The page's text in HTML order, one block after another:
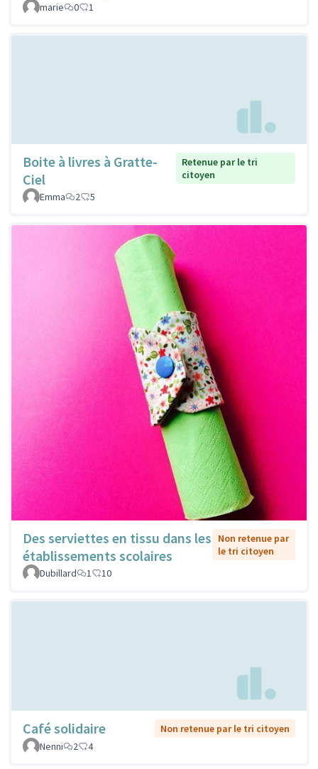
marie
0 1
Boite à livres à Gratte-
Ciel
Retenue par le tri
citoyen
Emma
2 5
Des serviettes en tissu dans les
établissements scolaires
Non retenue par
le tri citoyen
Dubillard
1 10
Café solidaire
Non retenue par le tri citoyen
Nenni
2 4